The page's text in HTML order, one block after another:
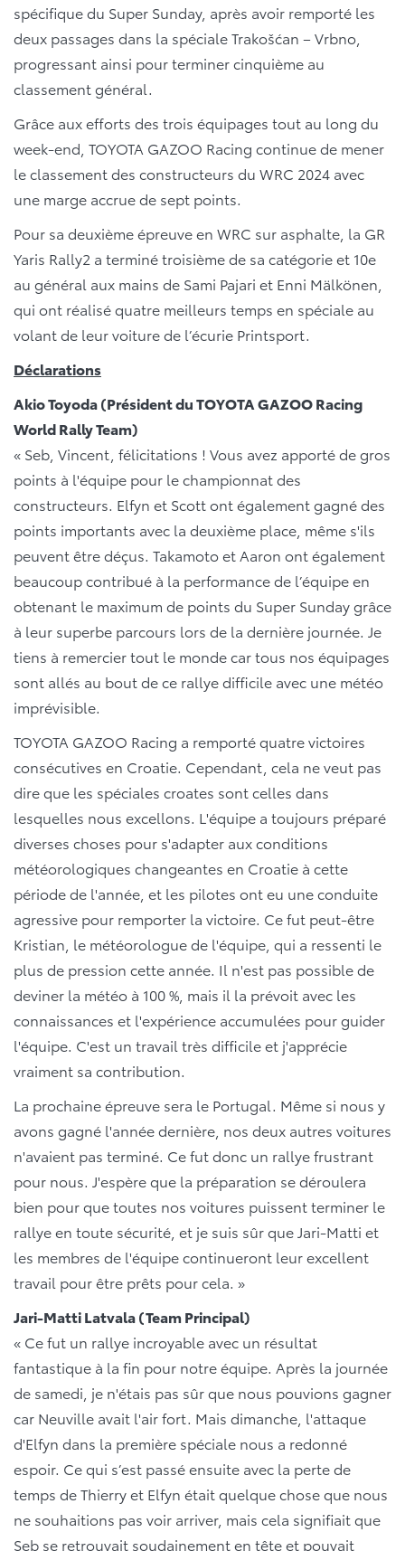
spécifique du Super Sunday, après avoir remporté les
deux passages dans la spéciale Trakošćan – Vrbno,
progressant ainsi pour terminer cinquième au
classement général.
Grâce aux efforts des trois équipages tout au long du
week-end, TOYOTA GAZOO Racing continue de mener
le classement des constructeurs du WRC 2024 avec
une marge accrue de sept points.
Pour sa deuxième épreuve en WRC sur asphalte, la GR
Yaris Rally2 a terminé troisième de sa catégorie et 10e
au général aux mains de Sami Pajari et Enni Mälkönen,
qui ont réalisé quatre meilleurs temps en spéciale au
volant de leur voiture de l’écurie Printsport.
Déclarations
Akio Toyoda (Président du TOYOTA GAZOO Racing
World Rally Team)
« Seb, Vincent, félicitations ! Vous avez apporté de gros
points à l'équipe pour le championnat des
constructeurs. Elfyn et Scott ont également gagné des
points importants avec la deuxième place, même s'ils
peuvent être déçus. Takamoto et Aaron ont également
beaucoup contribué à la performance de l’équipe en
obtenant le maximum de points du Super Sunday grâce
à leur superbe parcours lors de la dernière journée. Je
tiens à remercier tout le monde car tous nos équipages
sont allés au bout de ce rallye difficile avec une météo
imprévisible.
TOYOTA GAZOO Racing a remporté quatre victoires
consécutives en Croatie. Cependant, cela ne veut pas
dire que les spéciales croates sont celles dans
lesquelles nous excellons. L'équipe a toujours préparé
diverses choses pour s'adapter aux conditions
météorologiques changeantes en Croatie à cette
période de l'année, et les pilotes ont eu une conduite
agressive pour remporter la victoire. Ce fut peut-être
Kristian, le météorologue de l'équipe, qui a ressenti le
plus de pression cette année. Il n'est pas possible de
deviner la météo à 100 %, mais il la prévoit avec les
connaissances et l'expérience accumulées pour guider
l'équipe. C'est un travail très difficile et j'apprécie
vraiment sa contribution.
La prochaine épreuve sera le Portugal. Même si nous y
avons gagné l'année dernière, nos deux autres voitures
n'avaient pas terminé. Ce fut donc un rallye frustrant
pour nous. J'espère que la préparation se déroulera
bien pour que toutes nos voitures puissent terminer le
rallye en toute sécurité, et je suis sûr que Jari-Matti et
les membres de l'équipe continueront leur excellent
travail pour être prêts pour cela. »
Jari-Matti Latvala (Team Principal)
« Ce fut un rallye incroyable avec un résultat
fantastique à la fin pour notre équipe. Après la journée
de samedi, je n'étais pas sûr que nous pouvions gagner
car Neuville avait l'air fort. Mais dimanche, l'attaque
d'Elfyn dans la première spéciale nous a redonné
espoir. Ce qui s’est passé ensuite avec la perte de
temps de Thierry et Elfyn était quelque chose que nous
ne souhaitions pas voir arriver, mais cela signifiait que
Seb se retrouvait soudainement en tête et pouvait